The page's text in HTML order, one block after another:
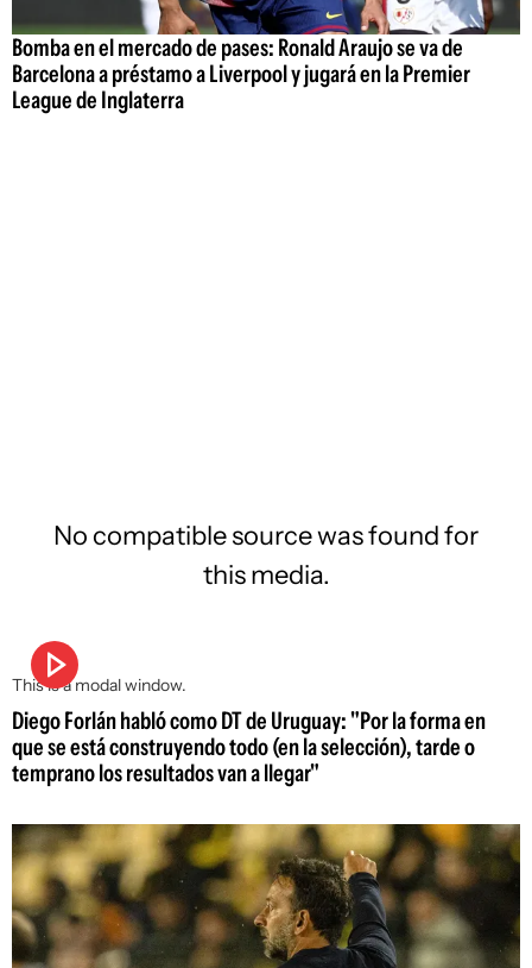
Bomba en el mercado de pases: Ronald Araujo se va de
Barcelona a préstamo a Liverpool y jugará en la Premier
League de Inglaterra
This is a modal window.
No compatible source was found for
this media.
Diego Forlán habló como DT de Uruguay: "Por la forma en
que se está construyendo todo (en la selección), tarde o
temprano los resultados van a llegar"